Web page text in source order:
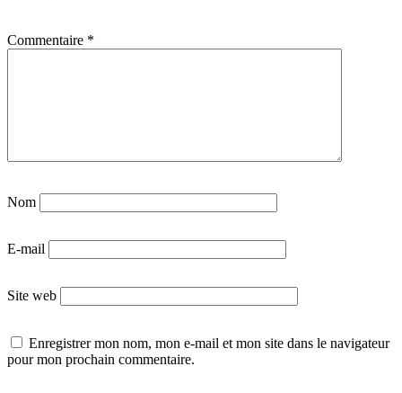
Commentaire *
Nom
E-mail
Site web
Enregistrer mon nom, mon e-mail et mon site dans le navigateur
pour mon prochain commentaire.